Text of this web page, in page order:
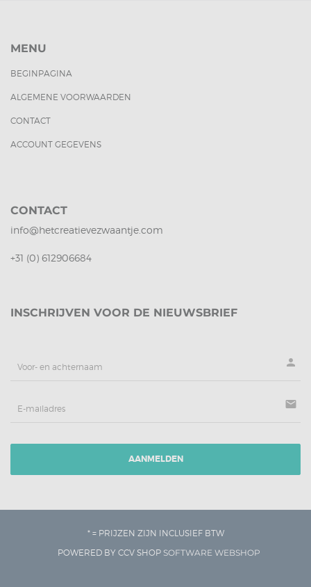
MENU
BEGINPAGINA
ALGEMENE VOORWAARDEN
CONTACT
ACCOUNT GEGEVENS
CONTACT
info@hetcreatievezwaantje.com
+31 (0) 612906684
INSCHRIJVEN VOOR DE NIEUWSBRIEF
person
mail
AANMELDEN
* = PRIJZEN ZIJN INCLUSIEF BTW
POWERED BY CCV SHOP SOFTWARE WEBSHOP